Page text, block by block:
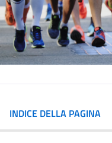
INDICE DELLA PAGINA